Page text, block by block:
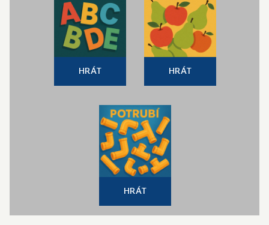
HRÁT HRÁT
HRÁT